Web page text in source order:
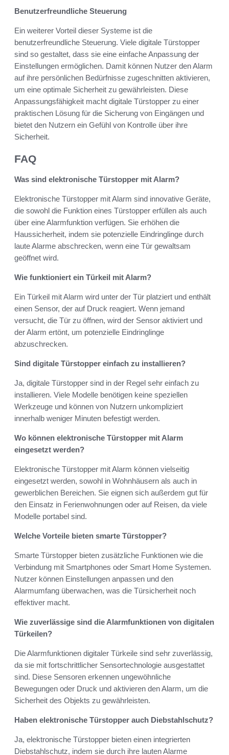
Benutzerfreundliche Steuerung
Ein weiterer Vorteil dieser Systeme ist die
benutzerfreundliche Steuerung. Viele digitale Türstopper
sind so gestaltet, dass sie eine einfache Anpassung der
Einstellungen ermöglichen. Damit können Nutzer den Alarm
auf ihre persönlichen Bedürfnisse zugeschnitten aktivieren,
um eine optimale Sicherheit zu gewährleisten. Diese
Anpassungsfähigkeit macht digitale Türstopper zu einer
praktischen Lösung für die Sicherung von Eingängen und
bietet den Nutzern ein Gefühl von Kontrolle über ihre
Sicherheit.
FAQ
Was sind elektronische Türstopper mit Alarm?
Elektronische Türstopper mit Alarm sind innovative Geräte,
die sowohl die Funktion eines Türstopper erfüllen als auch
über eine Alarmfunktion verfügen. Sie erhöhen die
Haussicherheit, indem sie potenzielle Eindringlinge durch
laute Alarme abschrecken, wenn eine Tür gewaltsam
geöffnet wird.
Wie funktioniert ein Türkeil mit Alarm?
Ein Türkeil mit Alarm wird unter der Tür platziert und enthält
einen Sensor, der auf Druck reagiert. Wenn jemand
versucht, die Tür zu öffnen, wird der Sensor aktiviert und
der Alarm ertönt, um potenzielle Eindringlinge
abzuschrecken.
Sind digitale Türstopper einfach zu installieren?
Ja, digitale Türstopper sind in der Regel sehr einfach zu
installieren. Viele Modelle benötigen keine speziellen
Werkzeuge und können von Nutzern unkompliziert
innerhalb weniger Minuten befestigt werden.
Wo können elektronische Türstopper mit Alarm
eingesetzt werden?
Elektronische Türstopper mit Alarm können vielseitig
eingesetzt werden, sowohl in Wohnhäusern als auch in
gewerblichen Bereichen. Sie eignen sich außerdem gut für
den Einsatz in Ferienwohnungen oder auf Reisen, da viele
Modelle portabel sind.
Welche Vorteile bieten smarte Türstopper?
Smarte Türstopper bieten zusätzliche Funktionen wie die
Verbindung mit Smartphones oder Smart Home Systemen.
Nutzer können Einstellungen anpassen und den
Alarmumfang überwachen, was die Türsicherheit noch
effektiver macht.
Wie zuverlässige sind die Alarmfunktionen von digitalen
Türkeilen?
Die Alarmfunktionen digitaler Türkeile sind sehr zuverlässig,
da sie mit fortschrittlicher Sensortechnologie ausgestattet
sind. Diese Sensoren erkennen ungewöhnliche
Bewegungen oder Druck und aktivieren den Alarm, um die
Sicherheit des Objekts zu gewährleisten.
Haben elektronische Türstopper auch Diebstahlschutz?
Ja, elektronische Türstopper bieten einen integrierten
Diebstahlschutz, indem sie durch ihre lauten Alarme